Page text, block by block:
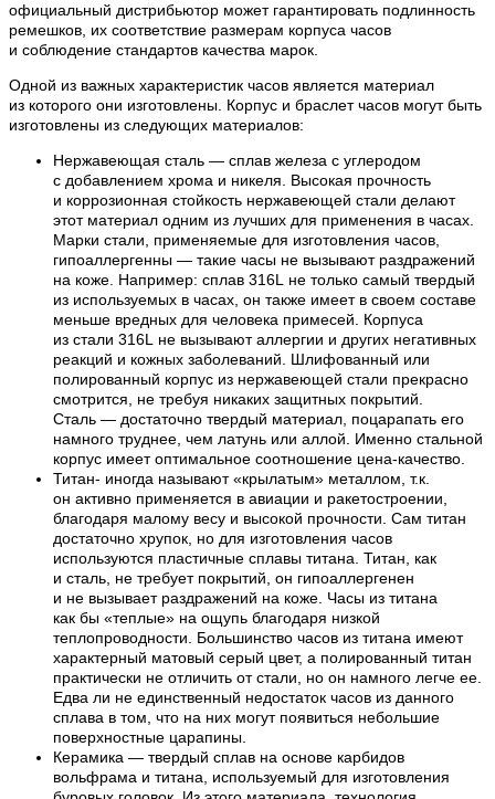
официальный дистрибьютор может гарантировать подлинность
ремешков, их соответствие размерам корпуса часов
и соблюдение стандартов качества марок.
Одной из важных характеристик часов является материал
из которого они изготовлены. Корпус и браслет часов могут быть
изготовлены из следующих материалов:
Нержавеющая сталь — сплав железа с углеродом
с добавлением хрома и никеля. Высокая прочность
и коррозионная стойкость нержавеющей стали делают
этот материал одним из лучших для применения в часах.
Марки стали, применяемые для изготовления часов,
гипоаллергенны — такие часы не вызывают раздражений
на коже. Например: сплав 316L не только самый твердый
из используемых в часах, он также имеет в своем составе
меньше вредных для человека примесей. Корпуса
из стали 316L не вызывают аллергии и других негативных
реакций и кожных заболеваний. Шлифованный или
полированный корпус из нержавеющей стали прекрасно
смотрится, не требуя никаких защитных покрытий.
Сталь — достаточно твердый материал, поцарапать его
намного труднее, чем латунь или аллой. Именно стальной
корпус имеет оптимальное соотношение цена-качество.
Титан- иногда называют «крылатым» металлом, т.к.
он активно применяется в авиации и ракетостроении,
благодаря малому весу и высокой прочности. Сам титан
достаточно хрупок, но для изготовления часов
используются пластичные сплавы титана. Титан, как
и сталь, не требует покрытий, он гипоаллергенен
и не вызывает раздражений на коже. Часы из титана
как бы «теплые» на ощупь благодаря низкой
теплопроводности. Большинство часов из титана имеют
характерный матовый серый цвет, а полированный титан
практически не отличить от стали, но он намного легче ее.
Едва ли не единственный недостаток часов из данного
сплава в том, что на них могут появиться небольшие
поверхностные царапины.
Керамика — твердый сплав на основе карбидов
вольфрама и титана, используемый для изготовления